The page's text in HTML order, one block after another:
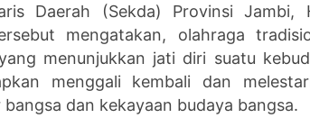
Daerah (Sekda) Provinsi
mengatakan, olahraga
menunjukkan jati diri suatu
menggali kembali dan
dan kekayaan budaya bangsa.